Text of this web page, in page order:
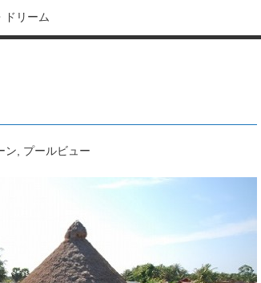
ドリーム
ン プールビュー